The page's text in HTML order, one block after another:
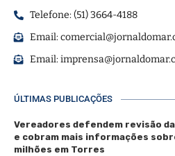
Telefone: (51) 3664-4188
Email:
Email:
ÚLTIMAS PUBLICAÇÕES
Vereadores defendem revisão
e cobram mais informações
milhões em Torres